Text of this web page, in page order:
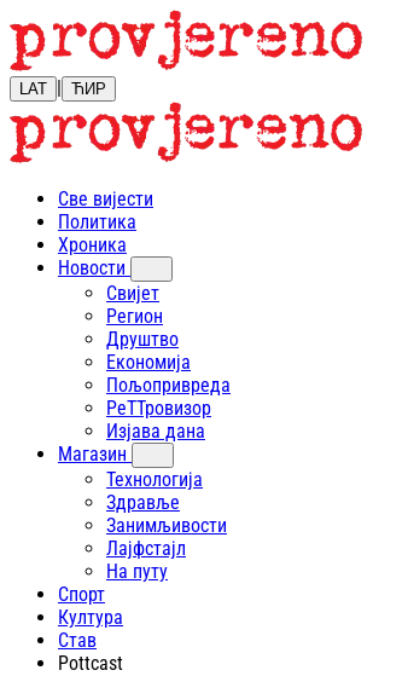
LAT | ЋИР
Све вијести
Политика
Хроника
Новости
Свијет
Регион
Друштво
Економија
Пољопривреда
РеТТровизор
Изјава дана
Магазин
Технологија
Здравље
Занимљивости
Лајфстajл
На путу
Спорт
Култура
Став
Pottcast